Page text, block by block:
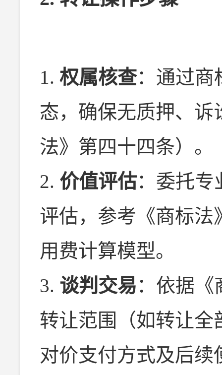
1. 权属核查：通过商
态，确保无质押、
法》第四十四条）。
2. 价值评估：委托专
评估，参考《商标法
用费计算模型。
3. 谈判交易：依据《
转让范围（如转让全
对价支付方式及后续